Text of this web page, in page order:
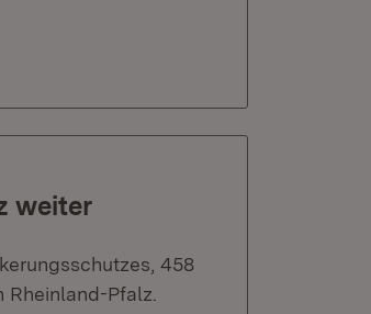
weiter
458
Pfalz.